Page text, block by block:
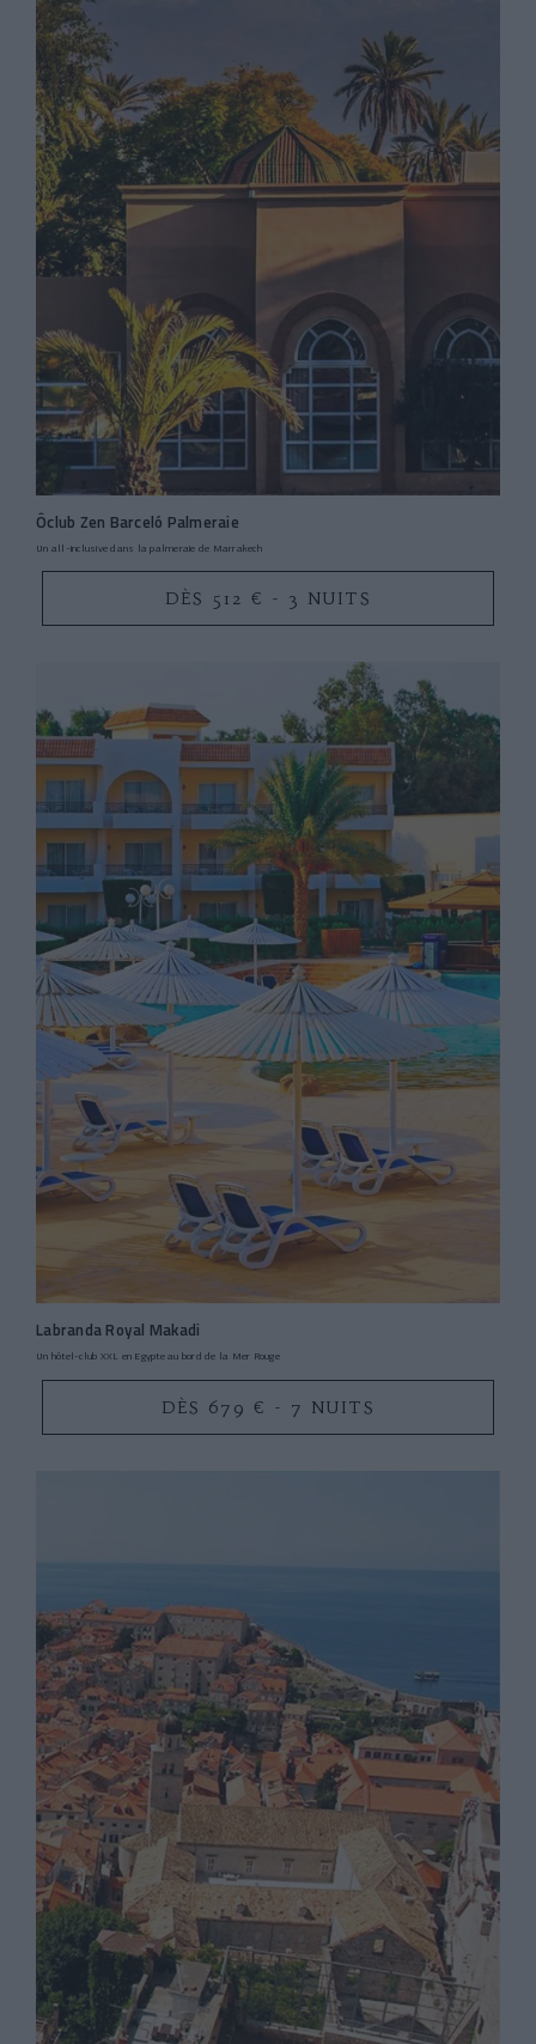
Ôclub Zen Barceló Palmeraie
Un all-inclusive dans la palmeraie de Marrakech
DÈS 512 € - 3 NUITS
Labranda Royal Makadi
Un hôtel-club XXL en Egypte au bord de la Mer Rouge
DÈS 679 € - 7 NUITS